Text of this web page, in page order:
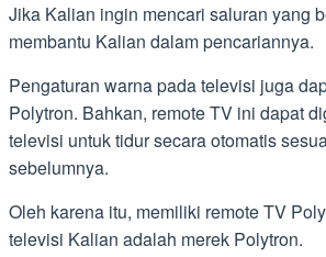
Jika Kalian ingin mencari saluran yang
membantu Kalian dalam pencariannya.
Pengaturan warna pada televisi juga
Polytron. Bahkan, remote TV ini dapat
televisi untuk tidur secara otomatis
sebelumnya.
Oleh karena itu, memiliki remote TV
televisi Kalian adalah merek Polytron.